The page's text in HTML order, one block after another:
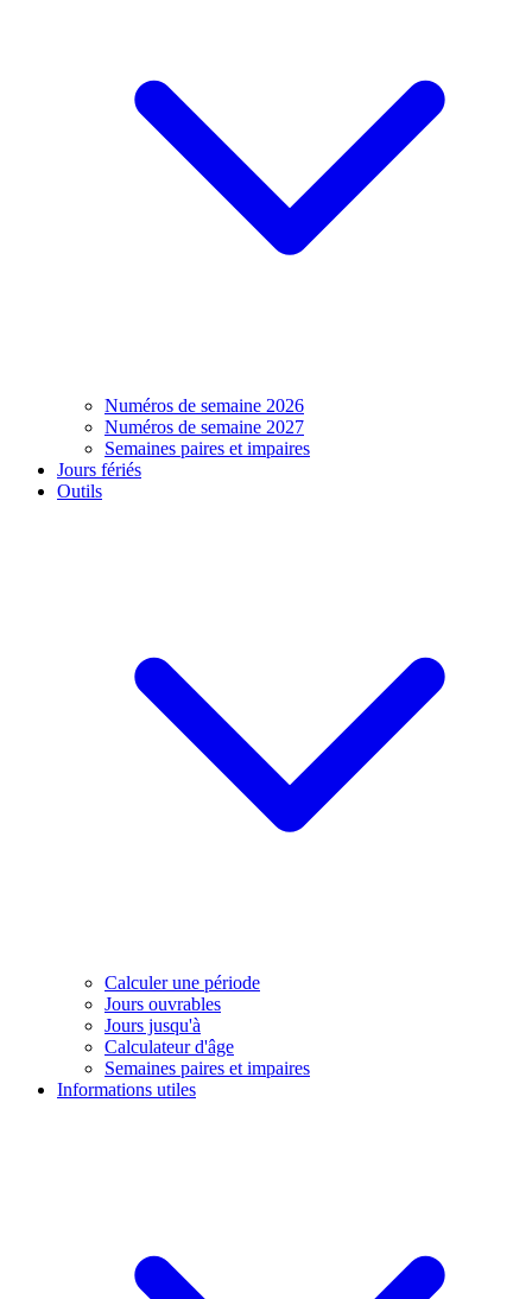
Numéros de semaine 2026
Numéros de semaine 2027
Semaines paires et impaires
Jours fériés
Outils
Calculer une période
Jours ouvrables
Jours jusqu'à
Calculateur d'âge
Semaines paires et impaires
Informations utiles